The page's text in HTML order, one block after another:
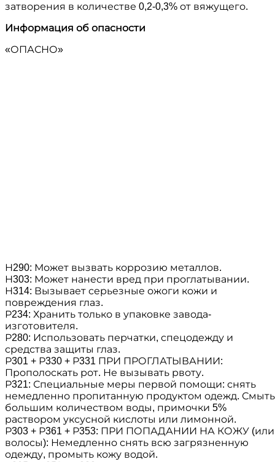
затворения в количестве 0,2-0,3% от вяжущего.
Информация об опасности
«ОПАСНО»
Н290: Может вызвать коррозию металлов.
Н303: Может нанести вред при проглатывании.
Н314: Вызывает серьезные ожоги кожи и
повреждения глаз.
Р234: Хранить только в упаковке завода-
изготовителя.
Р280: Использовать перчатки, спецодежду и
средства защиты глаз.
Р301 + Р330 + Р331 ПРИ ПРОГЛАТЫВАНИИ:
Прополоскать рот. Не вызывать рвоту.
Р321: Специальные меры первой помощи: снять
немедленно пропитанную продуктом одежд. Смыть
большим количеством воды, примочки 5%
раствором уксусной кислоты или лимонной.
Р303 + Р361 + Р353: ПРИ ПОПАДАНИИ НА КОЖУ (или
волосы): Немедленно снять всю загрязненную
одежду, промыть кожу водой.